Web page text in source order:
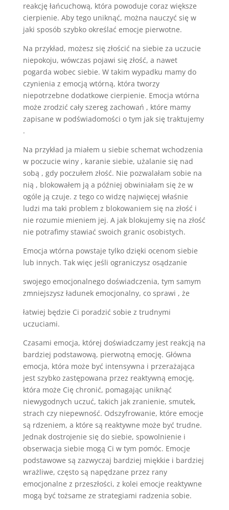
reakcję łańcuchową, która powoduje coraz większe
cierpienie. Aby tego uniknąć, można nauczyć się w
jaki sposób szybko określać emocje pierwotne.
Na przykład, możesz się złościć na siebie za uczucie
niepokoju, wówczas pojawi się złość, a nawet
pogarda wobec siebie. W takim wypadku mamy do
czynienia z emocją wtórną, która tworzy
niepotrzebne dodatkowe cierpienie. Emocja wtórna
może zrodzić cały szereg zachowań , które mamy
zapisane w podświadomości o tym jak się traktujemy
.
Na przykład ja miałem u siebie schemat wchodzenia
w poczucie winy , karanie siebie, użalanie się nad
sobą , gdy poczułem złość. Nie pozwalałam sobie na
nią , blokowałem ją a później obwiniałam się że w
ogóle ją czuje. z tego co widzę najwięcej właśnie
ludzi ma taki problem z blokowaniem się na złość i
nie rozumie mieniem jej. A jak blokujemy się na złość
nie potrafimy stawiać swoich granic osobistych.
Emocja wtórna powstaje tylko dzięki ocenom siebie
lub innych. Tak więc jeśli ograniczysz osądzanie
swojego emocjonalnego doświadczenia, tym samym
zmniejszysz ładunek emocjonalny, co sprawi , że
łatwiej będzie Ci poradzić sobie z trudnymi
uczuciami.
Czasami emocja, której doświadczamy jest reakcją na
bardziej podstawową, pierwotną emocję. Główna
emocja, która może być intensywna i przerażająca
jest szybko zastępowana przez reaktywną emocję,
która może Cię chronić, pomagając uniknąć
niewygodnych uczuć, takich jak zranienie, smutek,
strach czy niepewność. Odszyfrowanie, które emocje
są rdzeniem, a które są reaktywne może być trudne.
Jednak dostrojenie się do siebie, spowolnienie i
obserwacja siebie mogą Ci w tym pomóc. Emocje
podstawowe są zazwyczaj bardziej miękkie i bardziej
wrażliwe, często są napędzane przez rany
emocjonalne z przeszłości, z kolei emocje reaktywne
mogą być tożsame ze strategiami radzenia sobie.